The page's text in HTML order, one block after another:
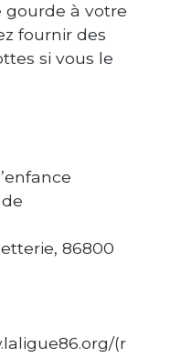
gourde à votre
fournir des
si vous le
86800
(r